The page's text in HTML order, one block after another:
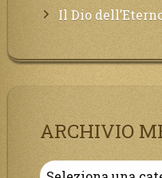
Il Dio dell’Eterno Amore grida tutto il Suo
ARCHIVIO
Archivio